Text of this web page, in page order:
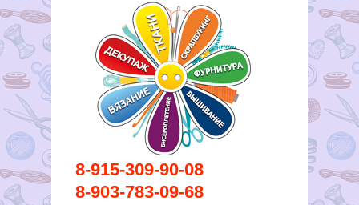
8-915-309-90-08
8-903-783-09-68
Вирутозы иглы. Товары для
шитья и рукоделья